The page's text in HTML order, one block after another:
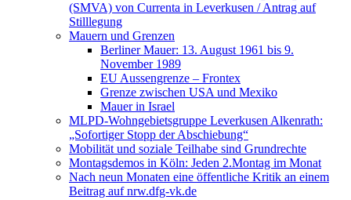
(SMVA) von Currenta in Leverkusen / Antrag auf
Stilllegung
Mauern und Grenzen
Berliner Mauer: 13. August 1961 bis 9.
November 1989
EU Aussengrenze – Frontex
Grenze zwischen USA und Mexiko
Mauer in Israel
MLPD-Wohngebietsgruppe Leverkusen Alkenrath:
„Sofortiger Stopp der Abschiebung“
Mobilität und soziale Teilhabe sind Grundrechte
Montagsdemos in Köln: Jeden 2.Montag im Monat
Nach neun Monaten eine öffentliche Kritik an einem
Beitrag auf nrw.dfg-vk.de